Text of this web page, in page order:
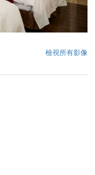
檢視所有影像